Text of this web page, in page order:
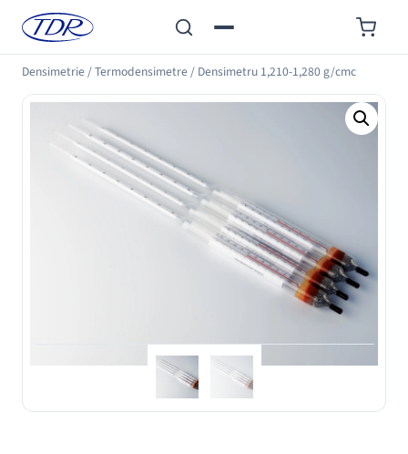
Densimetrie/Termodensimetre/ Densimetru 1,210-1,280 g/cmc